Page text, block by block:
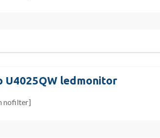
U4025QW ledmonitor
nofilter]